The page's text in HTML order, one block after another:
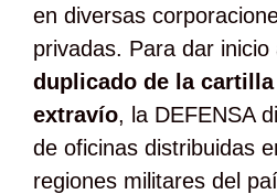
en diversas
privadas. Para dar inicio
duplicado de la
extravío, la DEFENSA
de oficinas distribuidas
regiones militares del